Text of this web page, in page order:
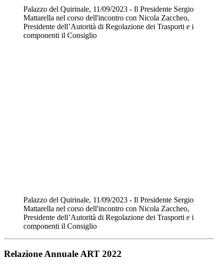
Palazzo del Quirinale, 11/09/2023 - Il Presidente Sergio
Mattarella nel corso dell'incontro con Nicola Zaccheo,
Presidente dell’Autorità di Regolazione dei Trasporti e i
componenti il Consiglio
Palazzo del Quirinale, 11/09/2023 - Il Presidente Sergio
Mattarella nel corso dell'incontro con Nicola Zaccheo,
Presidente dell’Autorità di Regolazione dei Trasporti e i
componenti il Consiglio
Relazione Annuale ART 2022